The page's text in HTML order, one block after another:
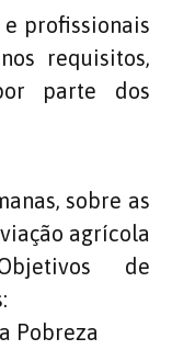
profissionais
requisitos,
parte dos
sobre as
agrícola
de
Pobreza